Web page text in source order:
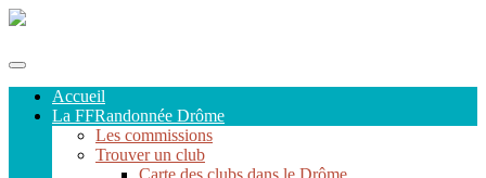
Accueil
La FFRandonnée Drôme
Les commissions
Trouver un club
Carte des clubs dans le Drôme